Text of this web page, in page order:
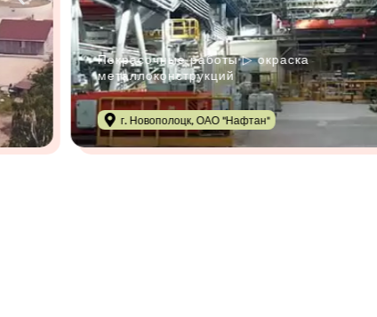
Покрасочные работы ▷ окраска
металлоконструкций
г. Новополоцк, ОАО "Нафтан"